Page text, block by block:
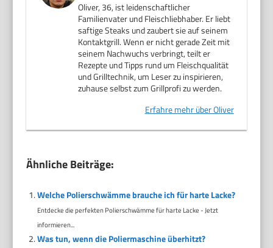
Oliver, 36, ist leidenschaftlicher
Familienvater und Fleischliebhaber. Er liebt
saftige Steaks und zaubert sie auf seinem
Kontaktgrill. Wenn er nicht gerade Zeit mit
seinem Nachwuchs verbringt, teilt er
Rezepte und Tipps rund um Fleischqualität
und Grilltechnik, um Leser zu inspirieren,
zuhause selbst zum Grillprofi zu werden.
Erfahre mehr über Oliver
Ähnliche Beiträge:
Welche Polierschwämme brauche ich für harte Lacke?
Entdecke die perfekten Polierschwämme für harte Lacke - Jetzt
informieren...
Was tun, wenn die Poliermaschine überhitzt?